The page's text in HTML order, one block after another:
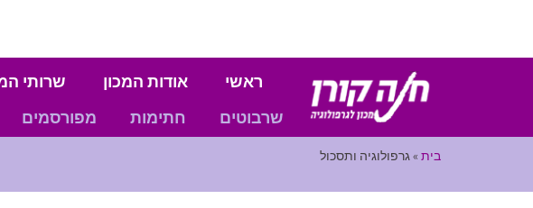
ראשי אודות המכון שרותי
שרבוטים
חתימות מפורסמים
בית »גרפולוגיה ותסכול